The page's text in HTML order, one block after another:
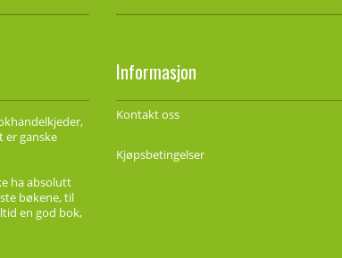
er ganske
ha absolutt
bøkene, til
en god bok,
Informasjon
Kontakt oss
Kjøpsbetingelser